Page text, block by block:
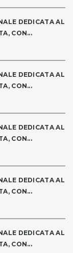
DEDICATA AL
CON...
DEDICATA AL
CON...
DEDICATA AL
CON...
DEDICATA AL
CON...
DEDICATA AL
CON...